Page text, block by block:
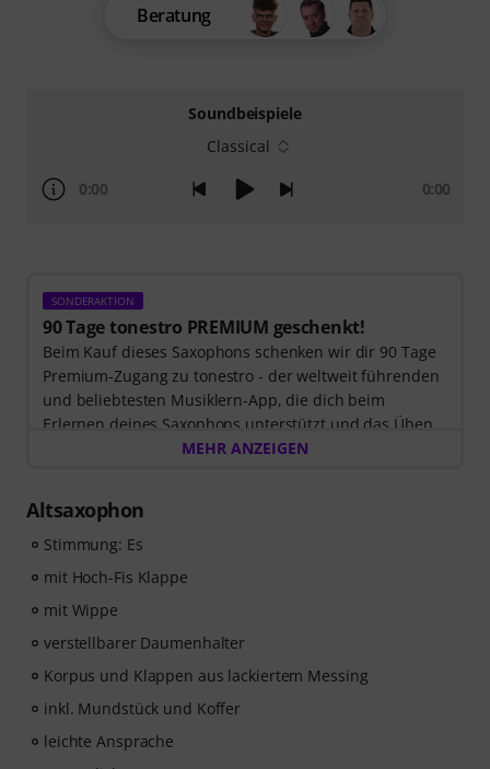
Soundbeispiele
Classical
0:00 0:00
SONDERAKTION
90 Tage tonestro PREMIUM geschenkt!
Beim Kauf dieses Saxophons schenken wir dir 90 Tage
Premium-Zugang zu tonestro - der weltweit führenden
und beliebtesten Musiklern-App, die dich beim
Erlernen deines Saxophons unterstützt und das Üben
zum Vergnügen wird. Entdecke die Welt der Musik mit
270 zielgerichteten Übungen
Das interaktive Live-Feedback von tonestro hört dir
beim Spielen zu, analysiert jeden gespielten Ton und
gibt dir unmittelbar Rückmeldung zur Tonhöhe und
Rhythmus. Ergreife jetzt die Chance, deine
Saxophonfähigkeiten flexibel, effektiv und mit Freude
zu entwickeln – zu jeder Zeit, an jedem Ort. Keine
automatische Verlängerung!
MEHR ANZEIGEN
Altsaxophon
Stimmung: Es
mit Hoch-Fis Klappe
mit Wippe
verstellbarer Daumenhalter
Korpus und Klappen aus lackiertem Messing
inkl. Mundstück und Koffer
leichte Ansprache
Beratung